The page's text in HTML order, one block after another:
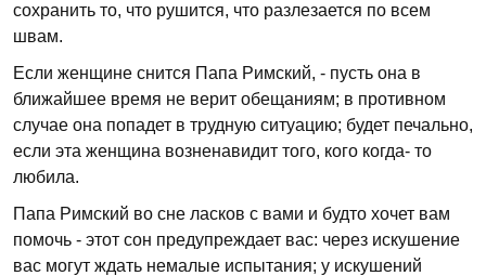
сохранить то, что рушится, что разлезается по всем
швам.
Если женщине снится Папа Римский, - пусть она в
ближайшее время не верит обещаниям; в противном
случае она попадет в трудную ситуацию; будет печально,
если эта женщина возненавидит того, кого когда- то
любила.
Папа Римский во сне ласков с вами и будто хочет вам
помочь - этот сон предупреждает вас: через искушение
вас могут ждать немалые испытания; у искушений